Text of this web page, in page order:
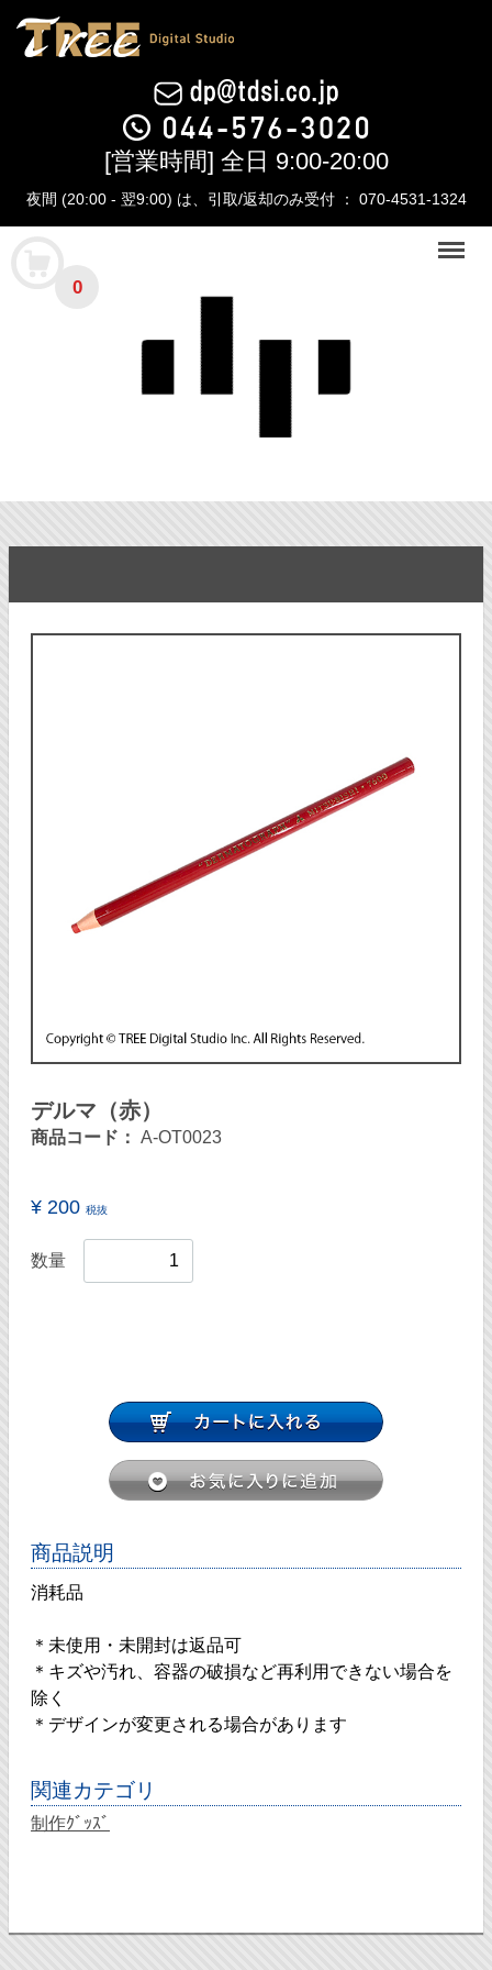
[営業時間] 全日 9:00-20:00
夜間 (20:00 - 翌9:00) は、引取/返却のみ受付 ： 070-4531-1324
0
Menu
デルマ（赤）
商品コード： A-OT0023
¥ 200 税抜
数量
商品説明
消耗品
＊未使用・未開封は返品可
＊キズや汚れ、容器の破損など再利用できない場合を
除く
＊デザインが変更される場合があります
関連カテゴリ
制作ｸﾞｯｽﾞ